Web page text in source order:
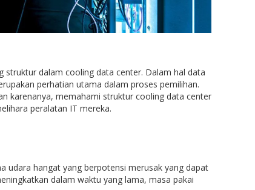
dalam cooling data center. Dalam hal data
perhatian utama dalam proses pemilihan.
karenanya, memahami struktur cooling data center
peralatan IT mereka.
udara hangat yang berpotensi merusak yang dapat
dalam waktu yang lama, masa pakai